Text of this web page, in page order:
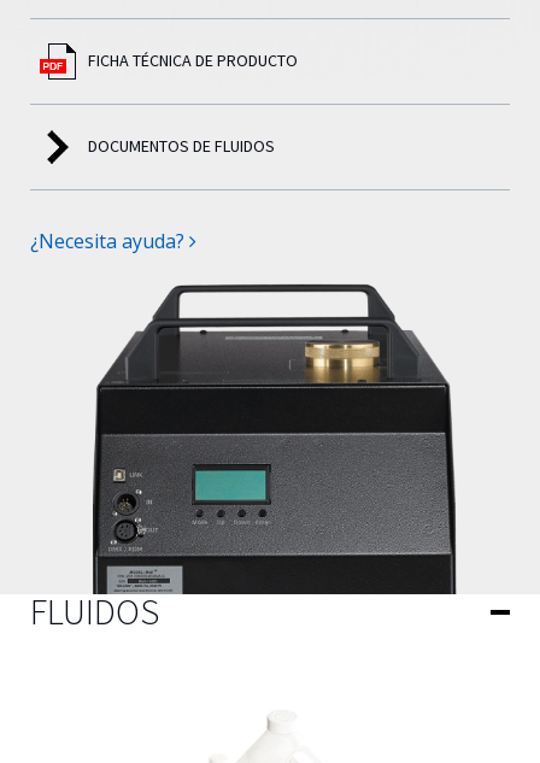
FICHA TÉCNICA DE PRODUCTO
DOCUMENTOS DE FLUIDOS
¿Necesita ayuda?
FLUIDOS